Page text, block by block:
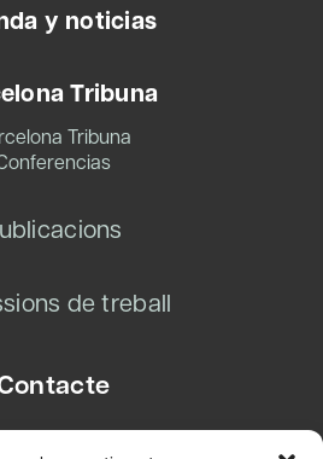
y noticias
Tribuna
Tribuna
de treball